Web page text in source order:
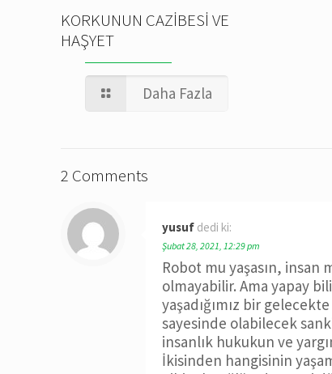
KORKUNUN CAZİBESİ VE
HAŞYET
Daha Fazla
2 Comments
yusuf dedi ki:
Şubat 28, 2021, 12:29 pm
Robot mu yaşasın, insan
olmayabilir. Ama yapay
yaşadığımız bir
sayesinde olabilecek
insanlık hukukun ve
İkisinden hangisinin